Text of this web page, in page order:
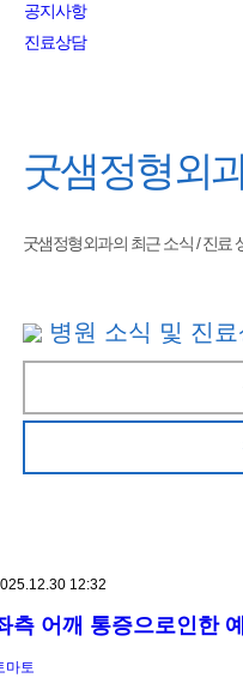
공지사항
진료상담
굿샘정형외
굿샘정형외과의 최근 소식 / 진료
병원 소식 및 진
12:32
측 어깨 통증으로인한
마토